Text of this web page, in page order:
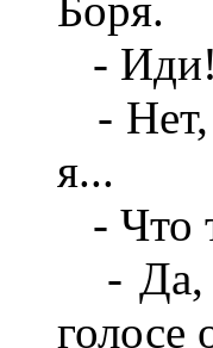
- Иди!
- Нет,
я...
- Что
- Да,
голосе